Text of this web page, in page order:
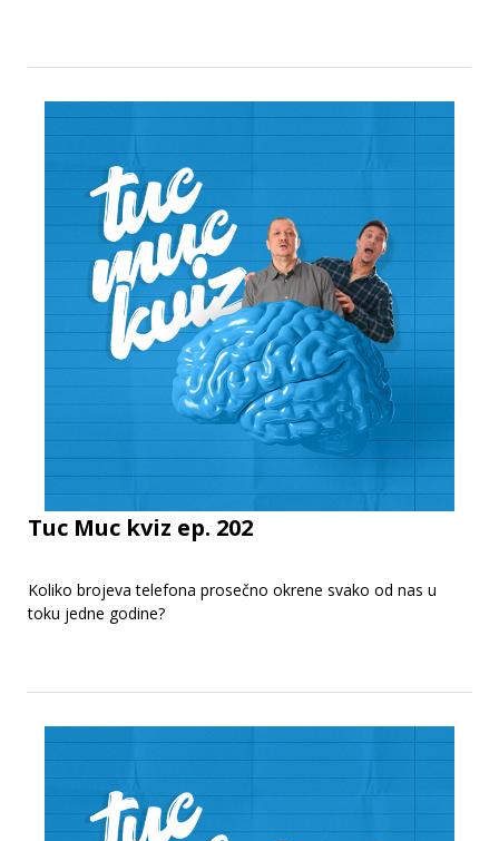
Tuc Muc kviz ep. 202
Koliko brojeva telefona prosečno okrene svako od nas u
toku jedne godine?